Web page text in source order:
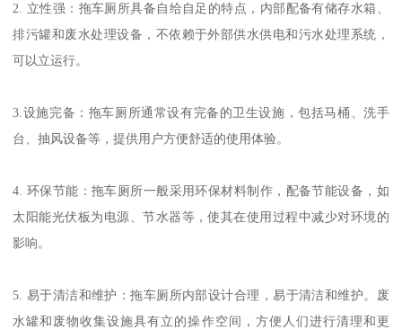
2. 立性强：拖车厕所具备自给自足的特点，内部配备有储存水箱、
排污罐和废水处理设备，不依赖于外部供水供电和污水处理系统，
可以立运行。
3.设施完备：拖车厕所通常设有完备的卫生设施，包括马桶、洗手
台、抽风设备等，提供用户方便舒适的使用体验。
4. 环保节能：拖车厕所一般采用环保材料制作，配备节能设备，如
太阳能光伏板为电源、节水器等，使其在使用过程中减少对环境的
影响。
5. 易于清洁和维护：拖车厕所内部设计合理，易于清洁和维护。废
水罐和废物收集设施具有立的操作空间，方便人们进行清理和更